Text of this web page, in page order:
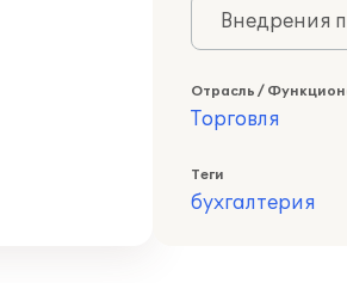
Внедрения
Отрасль /
Торговля
Теги
бухгалтерия